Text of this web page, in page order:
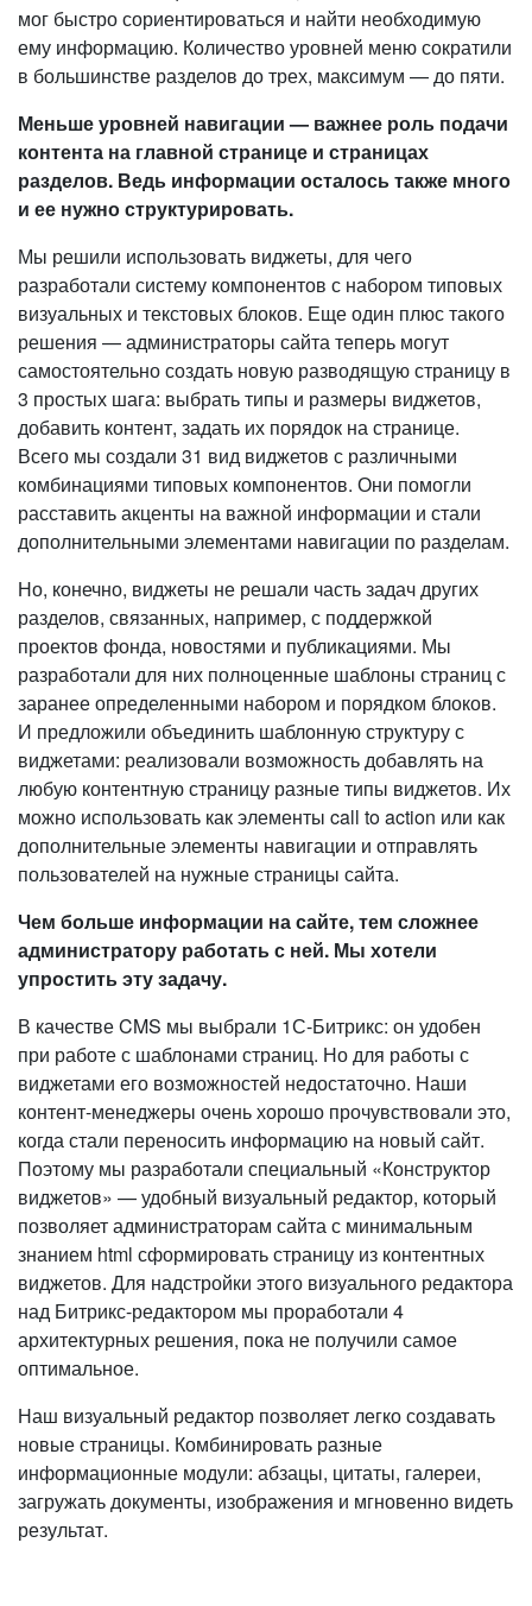
мог быстро сориентироваться и найти необходимую
ему информацию. Количество уровней меню сократили
в большинстве разделов до трех, максимум — до пяти.
Меньше уровней навигации — важнее роль подачи
контента на главной странице и страницах
разделов. Ведь информации осталось также много
и ее нужно структурировать.
Мы решили использовать виджеты, для чего
разработали систему компонентов с набором типовых
визуальных и текстовых блоков. Еще один плюс такого
решения — администраторы сайта теперь могут
самостоятельно создать новую разводящую страницу в
3 простых шага: выбрать типы и размеры виджетов,
добавить контент, задать их порядок на странице.
Всего мы создали 31 вид виджетов с различными
комбинациями типовых компонентов. Они помогли
расставить акценты на важной информации и стали
дополнительными элементами навигации по разделам.
Но, конечно, виджеты не решали часть задач других
разделов, связанных, например, с поддержкой
проектов фонда, новостями и публикациями. Мы
разработали для них полноценные шаблоны страниц с
заранее определенными набором и порядком блоков.
И предложили объединить шаблонную структуру с
виджетами: реализовали возможность добавлять на
любую контентную страницу разные типы виджетов. Их
можно использовать как элементы call to action или как
дополнительные элементы навигации и отправлять
пользователей на нужные страницы сайта.
Чем больше информации на сайте, тем сложнее
администратору работать с ней. Мы хотели
упростить эту задачу.
В качестве CMS мы выбрали 1С-Битрикс: он удобен
при работе с шаблонами страниц. Но для работы с
виджетами его возможностей недостаточно. Наши
контент-менеджеры очень хорошо прочувствовали это,
когда стали переносить информацию на новый сайт.
Поэтому мы разработали специальный «Конструктор
виджетов» — удобный визуальный редактор, который
позволяет администраторам сайта с минимальным
знанием html сформировать страницу из контентных
виджетов. Для надстройки этого визуального редактора
над Битрикс-редактором мы проработали 4
архитектурных решения, пока не получили самое
оптимальное.
Наш визуальный редактор позволяет легко создавать
новые страницы. Комбинировать разные
информационные модули: абзацы, цитаты, галереи,
загружать документы, изображения и мгновенно видеть
результат.